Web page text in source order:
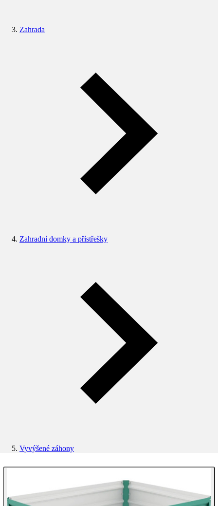
Zahrada
Zahradní domky a přístřešky
Vyvýšené záhony